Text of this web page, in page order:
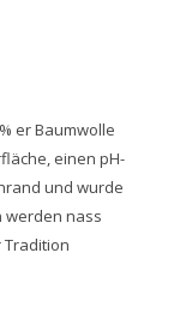
er Baumwolle
einen pH-
und wurde
werden nass
Tradition